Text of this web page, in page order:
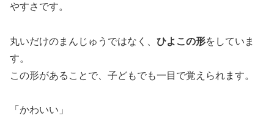
やすさです。
丸いだけのまんじゅうではなく、 ひよこの形をしていま
す。
この形があることで、子どもでも一目で覚えられます。
「かわいい」